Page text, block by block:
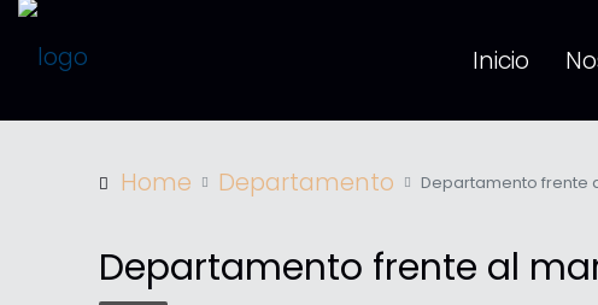
Inicio
Home Departamento Departamento frente
Departamento frente al